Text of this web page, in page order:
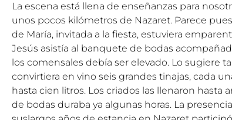
La escena está llena de enseñanzas para
unos pocos kilómetros de Nazaret. Parece
de María, invitada a la fiesta, estuviera
Jesús asistía al banquete de bodas
los comensales debía ser elevado. Lo sugiere
convirtiera en vino seis grandes tinajas, cada
hasta cien litros. Los criados las llenaron hasta
de bodas duraba ya algunas horas. La